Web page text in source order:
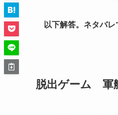
以下解答。ネタバレ
脱出ゲーム 軍